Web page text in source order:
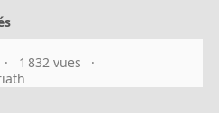
1 832 vues